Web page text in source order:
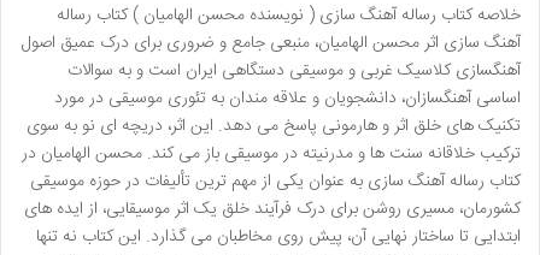
خلاصه کتاب رساله آهنگ سازی ( نویسنده محسن الهامیان ) کتاب رساله
آهنگ سازی اثر محسن الهامیان، منبعی جامع و ضروری برای درک عمیق اصول
آهنگسازی کلاسیک غربی و موسیقی دستگاهی ایران است و به سوالات
اساسی آهنگسازان، دانشجویان و علاقه مندان به تئوری موسیقی در مورد
تکنیک های خلق اثر و هارمونی پاسخ می دهد. این اثر، دریچه ای نو به سوی
ترکیب خلاقانه سنت ها و مدرنیته در موسیقی باز می کند. محسن الهامیان در
کتاب رساله آهنگ سازی به عنوان یکی از مهم ترین تألیفات در حوزه موسیقی
کشورمان، مسیری روشن برای درک فرآیند خلق یک اثر موسیقایی، از ایده های
ابتدایی تا ساختار نهایی آن، پیش روی مخاطبان می گذارد. این کتاب نه تنها